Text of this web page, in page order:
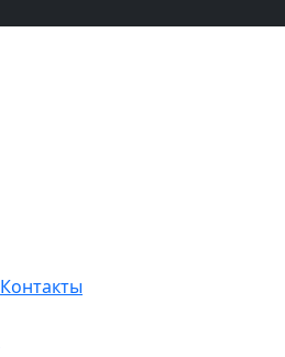
Контакты